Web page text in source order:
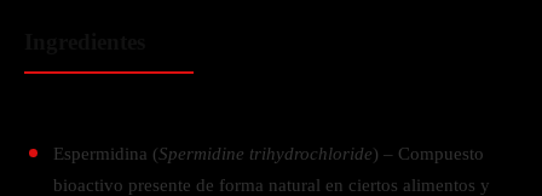
Espermidina (Spermidine trihydrochloride) – Compuesto
bioactivo presente de forma natural en ciertos alimentos y